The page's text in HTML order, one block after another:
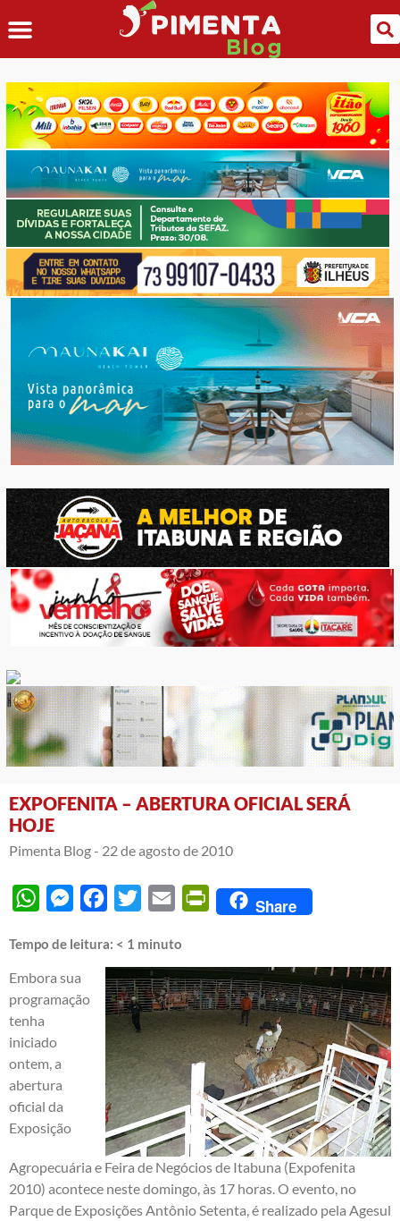
EXPOFENITA – ABERTURA OFICIAL SERÁ
HOJE
Pimenta Blog - 22 de agosto de 2010
WhatsAppMessengerFacebook
Twitter Email PrintFriendly
Share
Tempo de leitura: < 1 minuto
Embora sua
programação
tenha
iniciado
ontem, a
abertura
oficial da
Exposição
Agropecuária e Feira de Negócios de Itabuna (Expofenita
2010) acontece neste domingo, às 17 horas. O evento, no
Parque de Exposições Antônio Setenta, é realizado pela Agesul